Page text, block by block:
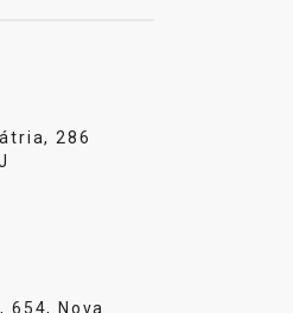
286
654, Nova